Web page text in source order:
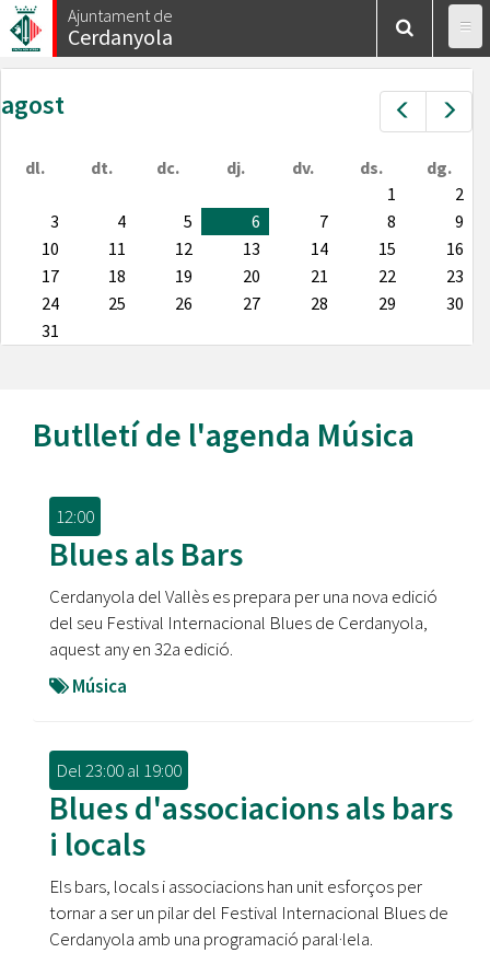
Vés
al
contingut
Ajuntament de
Cerdanyola
Prev
agost
dl. dt. dc. dj. dv. ds.
dg.
1
2
3
4 5 6 7 8
9
10
11 12 13 14 15
16
17
18 19 20 21 22
23
24
25 26 27 28 29
30
31
Butlletí de l'agenda Música
12:00
Blues als Bars
Cerdanyola del Vallès es prepara per una nova edició
del seu Festival Internacional Blues de Cerdanyola,
aquest any en 32a edició.
Música
Del23:00al 19:00
Blues d'associacions als bars
i locals
Els bars, locals i associacions han unit esforços per
tornar a ser un pilar del Festival Internacional Blues de
Cerdanyola amb una programació paral·lela.